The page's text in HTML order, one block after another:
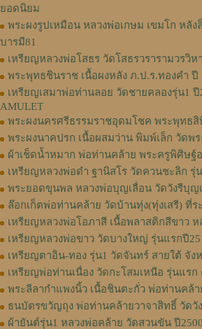
ยอดนิยม
พระผงรูปเหมือน หลวงพ่อเกษม เขมโก หลัง
บารมี81
เหรียญหลวงพ่อโสธร วัดโสธรวรารามวรวิห
พระพุทธชินราช เนื้อผงหลัง ภ.ป.ร.ทองคำ ปี
เหรียญเสมาพ่อท่านลอย วัดชายคลองรุ่น1 ปี
AMULET
พระผงนครศรีธรรมราชอุดมโชค พระพุทธสิ
พระผงนาคปรก เนื้อผสมว่าน พิมพ์เล็ก วัดพ
ผ้าเช็ดน้ำหมาก พ่อท่านคล้าย พระครูพิศิษฐ์
เหรียญหลวงพ่อดำ ฐานิสโร วัดควนชะลิก รุ่
พระยอดขุนพล หลวงพ่อบุญเลื่อน วัดวังรีบุญ
ล๊อกเก็ตพ่อท่านคล้าย วัดบ้านทุ่ง(ทุ่งเสรี) ที่
เหรียญหลวงพ่อโอภาสี เนื้อพลาสติกสีขาว ห
เหรียญหลวงพ่อขาว วัดบางใหญ่ รุ่นแรกปี
เหรียญตาอิน-ทอง รุ่น1 วัดจันทร์ สายใต้ จัง
เหรียญพ่อท่านเนื่อง วัดกะโสมเหนือ รุ่นแรก
พระลีลากำแพงนิ้ว เนื้อชินตะกั่ว พ่อท่านคล้
ธนบัตรขวัญถุง พ่อท่านคล้ายวาจาสิทธิ์ วัดวั
ผ้ายันต์รุ่น1 หลวงพ่อคล้าย วัดสวนขัน ปี